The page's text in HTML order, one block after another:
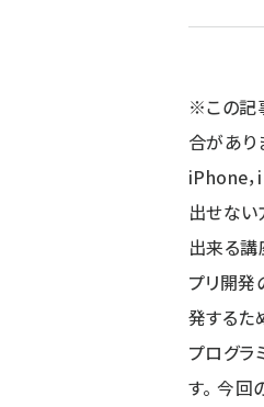
※この記
合があり
iPhone
出せない
出来る講
プリ開発
発するた
プログ
す。 今